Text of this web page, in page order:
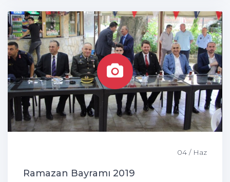
04 / Haz
Ramazan Bayramı 2019